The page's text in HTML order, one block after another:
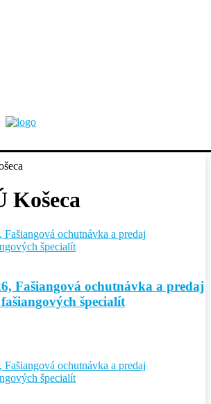
Košeca
Fašiangová ochutnávka a predaj
špecialít